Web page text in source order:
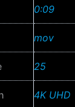
0:09
mov
25
4K UHD